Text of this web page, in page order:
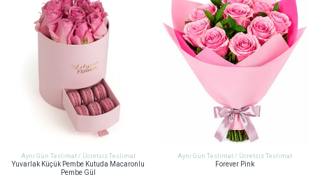
Aynı Gün Teslimat / Ücretsiz Teslimat
Yuvarlak Küçük Pembe Kutuda Macaronlu
Pembe Gül
Aynı Gün Teslimat / Ücretsiz Teslimat
Forever Pink